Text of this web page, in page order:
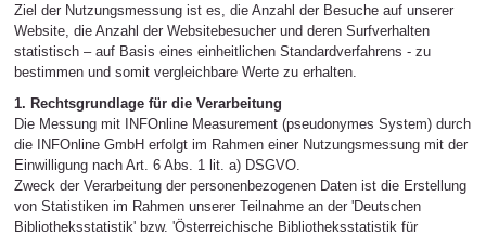
Ziel der Nutzungsmessung ist es, die Anzahl der Besuche auf unserer
Website, die Anzahl der Websitebesucher und deren Surfverhalten
statistisch – auf Basis eines einheitlichen Standardverfahrens - zu
bestimmen und somit vergleichbare Werte zu erhalten.
1. Rechtsgrundlage für die Verarbeitung
Die Messung mit INFOnline Measurement (pseudonymes System) durch
die INFOnline GmbH erfolgt im Rahmen einer Nutzungsmessung mit der
Einwilligung nach Art. 6 Abs. 1 lit. a) DSGVO.
Zweck der Verarbeitung der personenbezogenen Daten ist die Erstellung
von Statistiken im Rahmen unserer Teilnahme an der 'Deutschen
Bibliotheksstatistik' bzw. 'Österreichische Bibliotheksstatistik für